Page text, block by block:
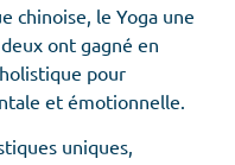
chinoise, le Yoga une
ont gagné en
pour
et émotionnelle.
uniques,